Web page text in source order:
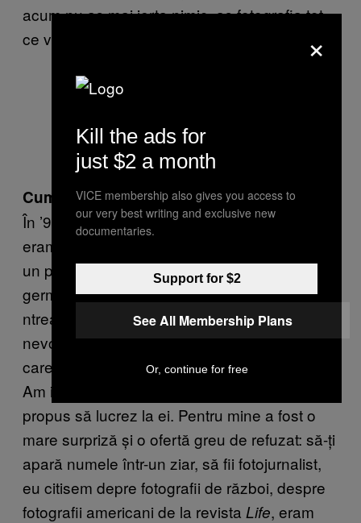
acum nu aș mai ierta nimic, aș fotografia tot
ce văd.
Cum ați continuat cu fotografia după 89?
În ’90 încă eram în Fabrica de Avioane, dar
eram dezamăgit și puțin plictisit. Și în iulie ’90,
un prieten care lucra la ziarul comunității
germane din România m-a sunat și mă-
ntreabă „Mă, tu mai faci fotografii? Am avea
nevoie de un fotograf.” Prima fotografie pe
care a trebuit s-o fac era o coadă la alimente.
Am ieșit eu în oraș, am făcut poza și mi-au
propus să lucrez la ei. Pentru mine a fost o
mare surpriză și o ofertă greu de refuzat: să-ți
apară numele într-un ziar, să fii fotojurnalist,
eu citisem depre fotografii de război, despre
fotografii americani de la revista Life, eram
×
Kill the ads for
just $2 a month
VICE membership also gives you access to
our very best writing and exclusive new
documentaries.
Support for $2
See All Membership Plans
Or, continue for free